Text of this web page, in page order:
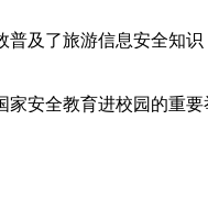
了旅游信息安全知识
全教育进校园的重要